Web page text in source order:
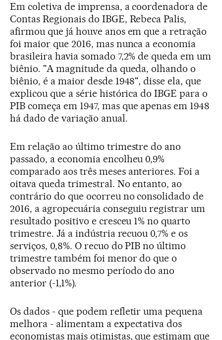
Em coletiva de imprensa, a coordenadora de
Contas Regionais do IBGE, Rebeca Palis,
afirmou que já houve anos em que a retração
foi maior que 2016, mas nunca a economia
brasileira havia somado 7,2% de queda em um
biênio. "A magnitude da queda, olhando o
biênio, é a maior desde 1948", disse ela, que
explicou que a série histórica do IBGE para o
PIB começa em 1947, mas que apenas em 1948
há dado de variação anual.
Em relação ao último trimestre do ano
passado, a economia encolheu 0,9%
comparado aos três meses anteriores. Foi a
oitava queda trimestral. No entanto, ao
contrário do que ocorreu no consolidado de
2016, a agropecuária conseguiu registrar um
resultado positivo e cresceu 1% no quarto
trimestre. Já a indústria recuou 0,7% e os
serviços, 0,8%. O recuo do PIB no último
trimestre também foi menor do que o
observado no mesmo período do ano
anterior (-1,1%).
Os dados - que podem refletir uma pequena
melhora - alimentam a expectativa dos
economistas mais otimistas, que estimam que